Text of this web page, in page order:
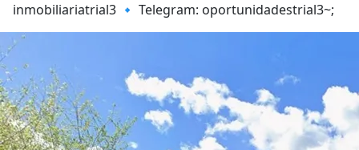
inmobiliariatrial3 🔹 Telegram: oportunidadestrial3~;